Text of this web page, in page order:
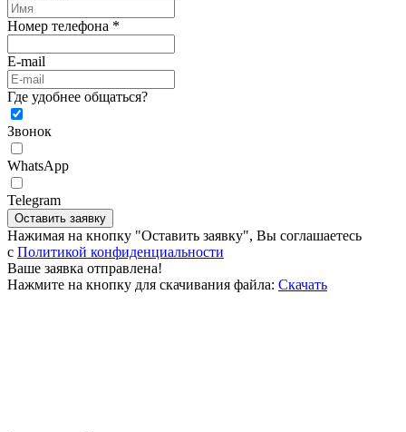
Номер телефона *
E-mail
Где удобнее общаться?
Звонок
WhatsApp
Telegram
Оставить заявку
Нажимая на кнопку "Оставить заявку", Вы соглашаетесь
c Политикой конфиденциальности
Ваше заявка отправлена!
Нажмите на кнопку для скачивания файла: Скачать